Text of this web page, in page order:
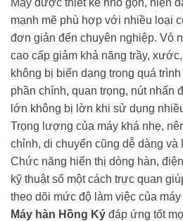
mạnh mẽ phù hợp với nhiều loại
đơn giản đến chuyên nghiệp. Vỏ
cao cấp giảm khả năng trầy,
không bị biến dạng trong quá
phần chính, quan trọng, nút nhấn
lớn không bị lờn khi sử dụng
Trọng lượng của máy khá nhẹ,
chỉnh, di chuyển cũng dễ dàng và
Chức năng hiển thị dòng hàn,
kỹ thuật số một cách trực quan
theo dõi mức độ làm việc của
Máy hàn Hồng Ký đáp ứng tốt